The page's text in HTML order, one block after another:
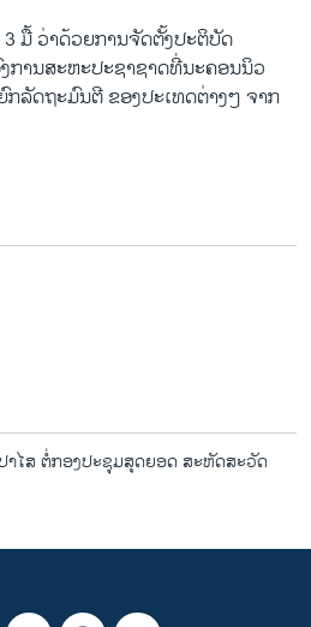
ມື້ ວ່າດ້ວຍການຈັດຕັ້ງປະຕິບັດ
ການສະຫະປະຊາຊາດທີ່ນະຄອນນິວ
ລັດຖະມົນຕີ ຂອງປະເທດຕ່າງໆ ຈາກ
າໄສ ຕໍ່ກອງປະຊຸມສຸດຍອດ ສະຫັດສະວັດ